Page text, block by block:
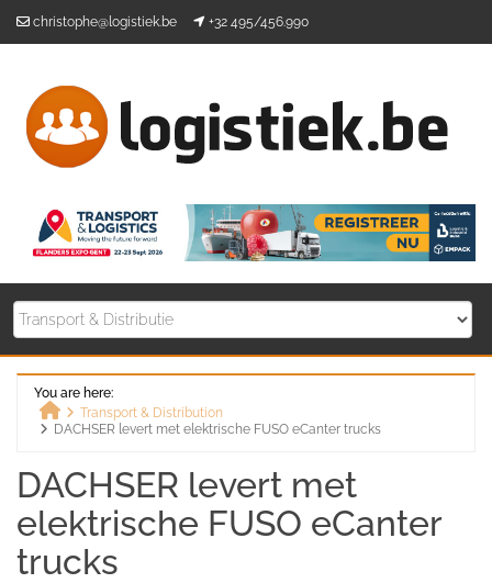
christophe@logistiek.be +32 495/456.990
You are here:
Home
Transport & Distribution
DACHSER levert met elektrische FUSO eCanter trucks
DACHSER levert met
elektrische FUSO eCanter
trucks